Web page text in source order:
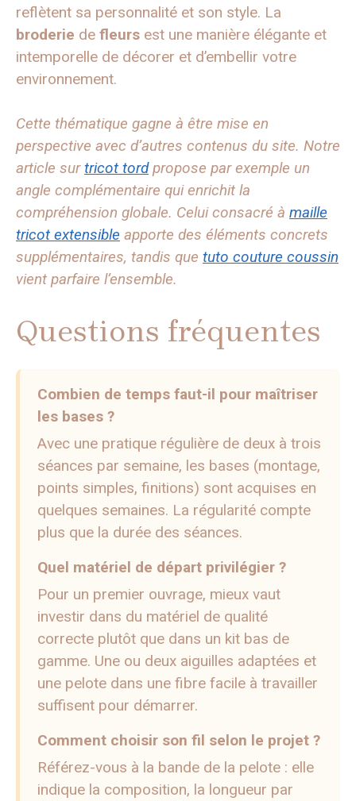
reflètent sa personnalité et son style. La
broderie de fleurs est une manière élégante et
intemporelle de décorer et d’embellir votre
environnement.
Cette thématique gagne à être mise en
perspective avec d’autres contenus du site. Notre
article surtricot tordpropose par exemple un
angle complémentaire qui enrichit la
compréhension globale. Celui consacré à maille
tricot extensible apporte des éléments concrets
supplémentaires, tandis que tuto couture coussin
vient parfaire l’ensemble.
Questions fréquentes
Combien de temps faut-il pour maîtriser
les bases ?
Avec une pratique régulière de deux à trois
séances par semaine, les bases (montage,
points simples, finitions) sont acquises en
quelques semaines. La régularité compte
plus que la durée des séances.
Quel matériel de départ privilégier ?
Pour un premier ouvrage, mieux vaut
investir dans du matériel de qualité
correcte plutôt que dans un kit bas de
gamme. Une ou deux aiguilles adaptées et
une pelote dans une fibre facile à travailler
suffisent pour démarrer.
Comment choisir son fil selon le projet ?
Référez-vous à la bande de la pelote : elle
indique la composition, la longueur par